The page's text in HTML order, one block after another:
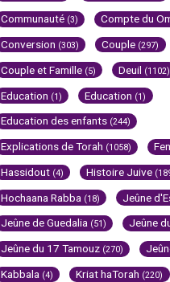
Communauté (3) Compte du
Conversion (303) Couple (297)
Couple et Famille (5) Deuil (1102)
Education (1) Education (1)
Education des enfants (244)
Explications de Torah (1058)
Hassidout (4) Histoire Juive
Hochaana Rabba (18) Jeûne
Jeûne de Guedalia (51) Jeûne
Jeûne du 17 Tamouz (270)
Kabbala (4) Kriat haTorah (220)